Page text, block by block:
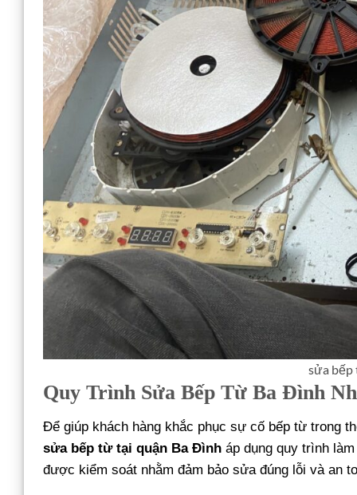
sửa bếp
Quy Trình Sửa Bếp Từ Ba Đình
Để giúp khách hàng khắc phục sự cố bếp từ trong
sửa bếp từ tại quận Ba Đình áp dụng quy trình
được kiểm soát nhằm đảm bảo sửa đúng lỗi và an